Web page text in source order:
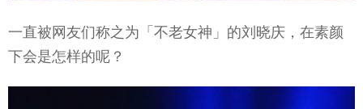
一直被网友们称之为「不老女神」的刘晓庆，在素颜
下会是怎样的呢？